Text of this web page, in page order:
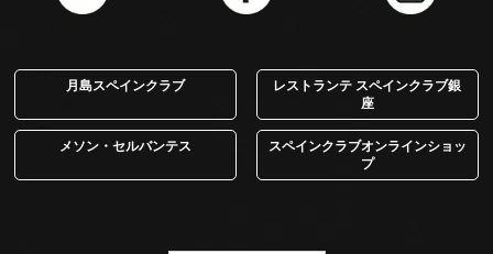
月島スペインクラブ
レストランテ スペインクラブ銀
座
メソン・セルバンテス
スペインクラブオンラインショッ
プ